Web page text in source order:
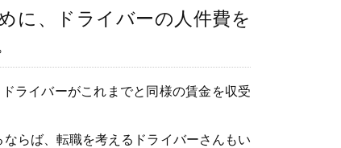
に、ドライバーの人件費を
ライバーがこれまでと同様の賃金を収受
らば、転職を考えるドライバーさんもい